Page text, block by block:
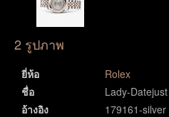
2 รูปภาพ
ยี่ห้อ
Rolex
ชื่อ
Lady-
อ้างอิง
179161-silver